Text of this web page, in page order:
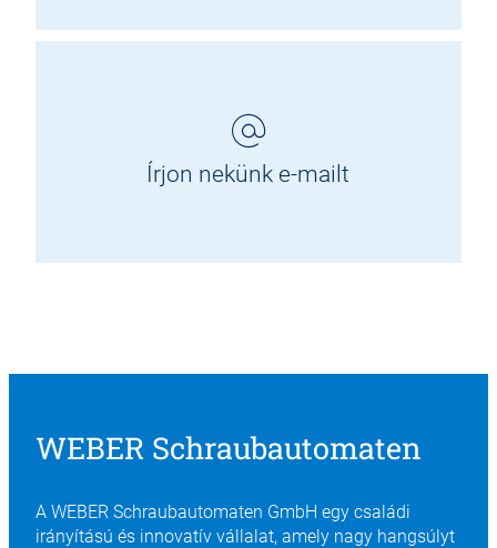
Írjon nekünk e-mailt
WEBER Schraubautomaten
A WEBER Schraubautomaten GmbH egy családi
irányítású és innovatív vállalat, amely nagy hangsúlyt